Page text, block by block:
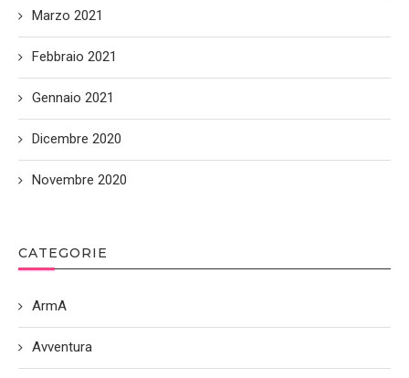
Marzo 2021
Febbraio 2021
Gennaio 2021
Dicembre 2020
Novembre 2020
CATEGORIE
ArmA
Avventura